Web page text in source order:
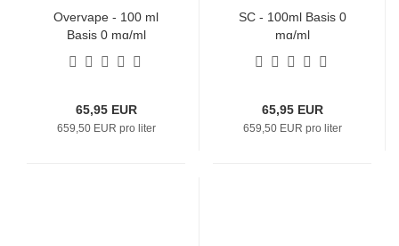
Overvape - 100 ml
Basis 0 mg/ml
65,95 EUR
659,50 EUR pro liter
SC - 100ml Basis 0
mg/ml
65,95 EUR
659,50 EUR pro liter